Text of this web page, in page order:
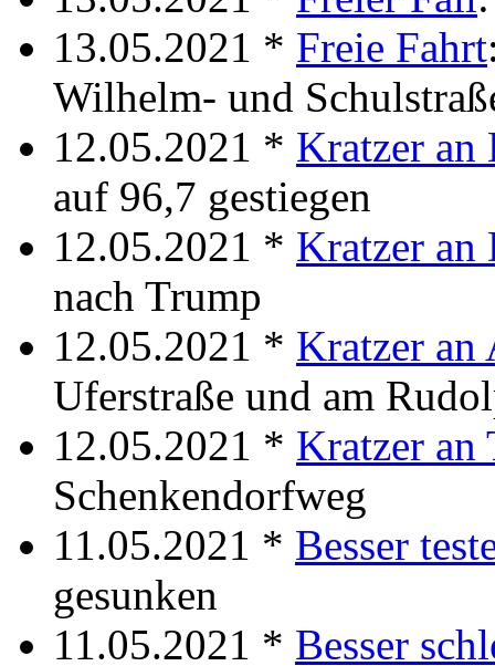
13.05.2021 * Freie Fahrt
Wilhelm- und
12.05.2021 * Kratzer an
auf 96,7 gestiegen
12.05.2021 * Kratzer an
nach Trump
12.05.2021 * Kratzer an
Uferstraße und am
12.05.2021 * Kratzer an
Schenkendorfweg
11.05.2021 * Besser
gesunken
11.05.2021 * Besser